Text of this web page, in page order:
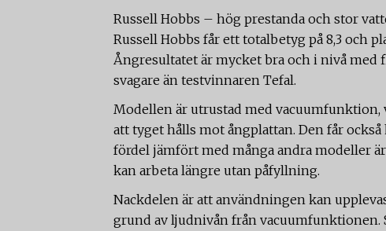
Russell Hobbs – hög prestanda och stor
Russell Hobbs får ett totalbetyg på 8,3 och
Ångresultatet är mycket bra och i nivå med
svagare än testvinnaren Tefal.
Modellen är utrustad med
att tyget hålls mot ångplattan. Den får
fördel jämfört med många andra modeller
kan arbeta längre utan påfyllning.
Nackdelen är att användningen kan
grund av ljudnivån från vacuumfunktionen.